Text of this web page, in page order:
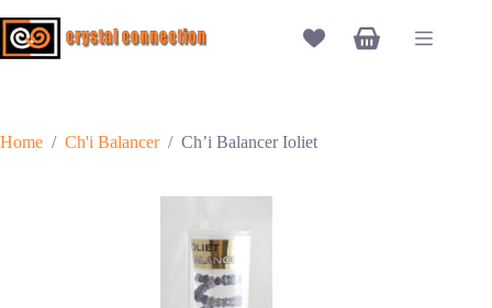
naar
de
Winkelwagen
Home / Ch'i Balancer / Ch’i Balancer Ioliet